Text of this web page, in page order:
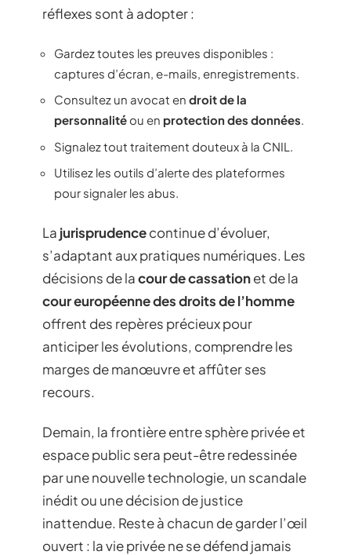
réflexes sont à adopter :
Gardez toutes les preuves disponibles :
captures d’écran, e-mails, enregistrements.
Consultez un avocat en droit de la
personnalitéou en protection des données.
Signalez tout traitement douteux à la CNIL.
Utilisez les outils d’alerte des plateformes
pour signaler les abus.
La jurisprudencecontinue d’évoluer,
s’adaptant aux pratiques numériques. Les
décisions de lacour de cassationet de la
cour européenne des droits de l’homme
offrent des repères précieux pour
anticiper les évolutions, comprendre les
marges de manœuvre et affûter ses
recours.
Demain, la frontière entre sphère privée et
espace public sera peut-être redessinée
par une nouvelle technologie, un scandale
inédit ou une décision de justice
inattendue. Reste à chacun de garder l’œil
ouvert : la vie privée ne se défend jamais